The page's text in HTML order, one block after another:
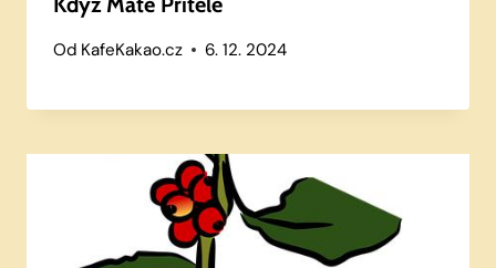
Od KafeKakao.cz 6. 12. 2024